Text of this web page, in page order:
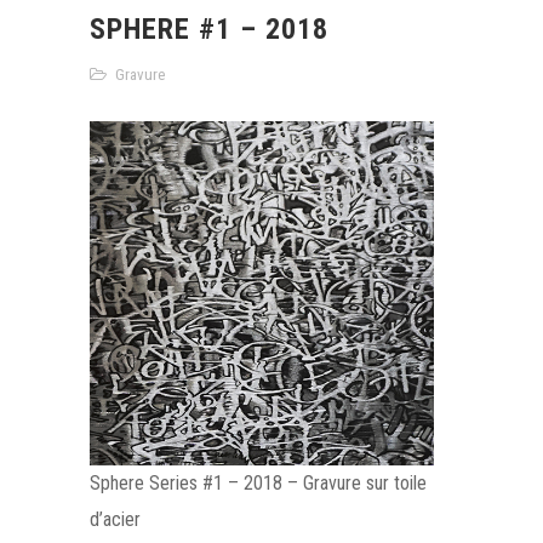
SPHERE #1 – 2018
Gravure
Sphere Series #1 – 2018 – Gravure sur toile
d’acier